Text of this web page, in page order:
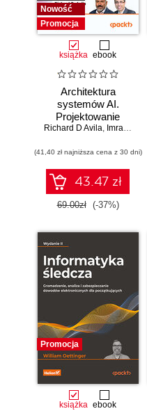
Nowość
Promocja
książka ebook
Architektura
systemów AI.
Projektowanie
skalowalnego i
oprogramowania
Richard D Avila, Imran Ahmad
(41,40 zł najniższa cena z 30 dni)
43.47 zł
69.00zł (-37%)
Promocja
książka ebook